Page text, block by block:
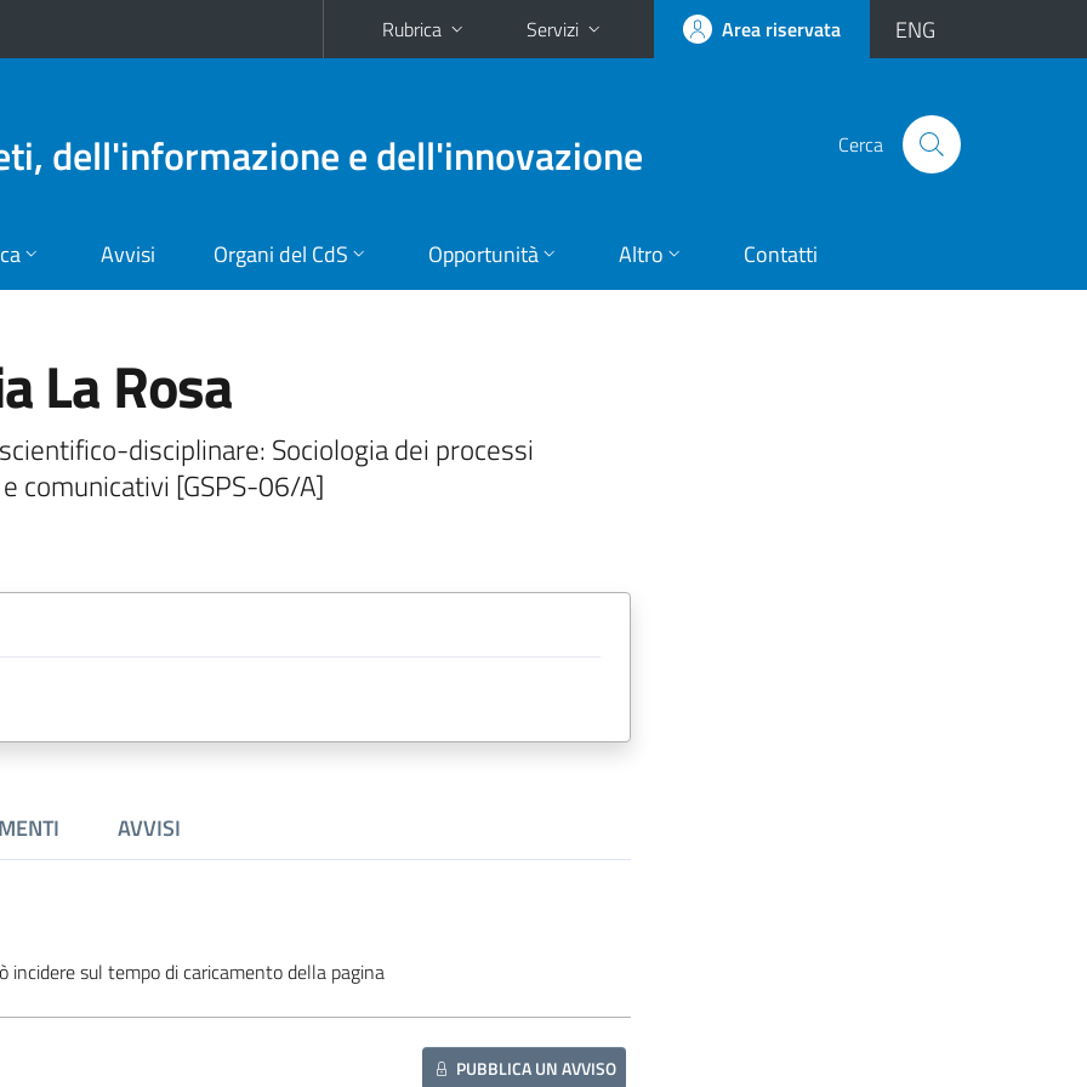
Rubrica Servizi Area riservata ENG
dell'informazione e dell'innovazione Cerca
Avvisi Organi del CdS Opportunità Altro Contatti
La Rosa
disciplinare: Sociologia dei processi
comunicativi [GSPS-06/A]
AVVISI
incidere sul tempo di caricamento della pagina
PUBBLICA UN AVVISO